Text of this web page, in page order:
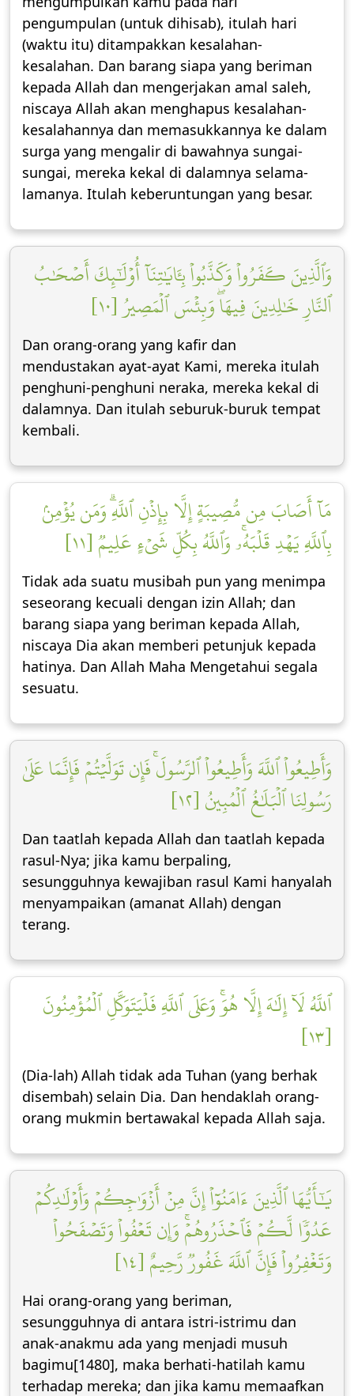
pengumpulan (untuk dihisab), itulah hari
(waktu itu) ditampakkan kesalahan-
kesalahan. Dan barang siapa yang beriman
kepada Allah dan mengerjakan amal saleh,
niscaya Allah akan menghapus kesalahan-
kesalahannya dan memasukkannya ke dalam
surga yang mengalir di bawahnya sungai-
sungai, mereka kekal di dalamnya selama-
lamanya. Itulah keberuntungan yang besar.
وَٱلَّذِينَ كَفَرُواْ وَكَذَّبُواْ بِـَٔايَٰتِنَآ أُوْلَٰٓئِكَ أَصۡحَٰبُ
ٱلنَّارِ خَٰلِدِينَ فِيهَاۖ وَبِئۡسَ ٱلۡمَصِيرُ [١٠]
Dan orang-orang yang kafir dan
mendustakan ayat-ayat Kami, mereka itulah
penghuni-penghuni neraka, mereka kekal di
dalamnya. Dan itulah seburuk-buruk tempat
kembali.
مَآ أَصَابَ مِن مُّصِيبَةٍ إِلَّا بِإِذۡنِ ٱللَّهِۗ وَمَن يُؤۡمِنۢ
بِٱللَّهِ يَهۡدِ قَلۡبَهُۥۚ وَٱللَّهُ بِكُلِّ شَيۡءٍ عَلِيمٞ [١١]
Tidak ada suatu musibah pun yang menimpa
seseorang kecuali dengan izin Allah; dan
barang siapa yang beriman kepada Allah,
niscaya Dia akan memberi petunjuk kepada
hatinya. Dan Allah Maha Mengetahui segala
sesuatu.
وَأَطِيعُواْ ٱللَّهَ وَأَطِيعُواْ ٱلرَّسُولَۚ فَإِن تَوَلَّيۡتُمۡ فَإِنَّمَا عَلَىٰ
رَسُولِنَا ٱلۡبَلَٰغُ ٱلۡمُبِينُ [١٢]
Dan taatlah kepada Allah dan taatlah kepada
rasul-Nya; jika kamu berpaling,
sesungguhnya kewajiban rasul Kami hanyalah
menyampaikan (amanat Allah) dengan
terang.
ٱللَّهُ لَآ إِلَٰهَ إِلَّا هُوَۚ وَعَلَى ٱللَّهِ فَلۡيَتَوَكَّلِ ٱلۡمُؤۡمِنُونَ
[١٣]
(Dia-lah) Allah tidak ada Tuhan (yang berhak
disembah) selain Dia. Dan hendaklah orang-
orang mukmin bertawakal kepada Allah saja.
يَٰٓأَيُّهَا ٱلَّذِينَ ءَامَنُوٓاْ إِنَّ مِنۡ أَزۡوَٰجِكُمۡ وَأَوۡلَٰدِكُمۡ
عَدُوّٗا لَّكُمۡ فَٱحۡذَرُوهُمۡۚ وَإِن تَعۡفُواْ وَتَصۡفَحُواْ
وَتَغۡفِرُواْ فَإِنَّ ٱللَّهَ غَفُورٞ رَّحِيمٌ [١٤]
Hai orang-orang yang beriman,
sesungguhnya di antara istri-istrimu dan
anak-anakmu ada yang menjadi musuh
bagimu[1480], maka berhati-hatilah kamu
terhadap mereka; dan jika kamu memaafkan